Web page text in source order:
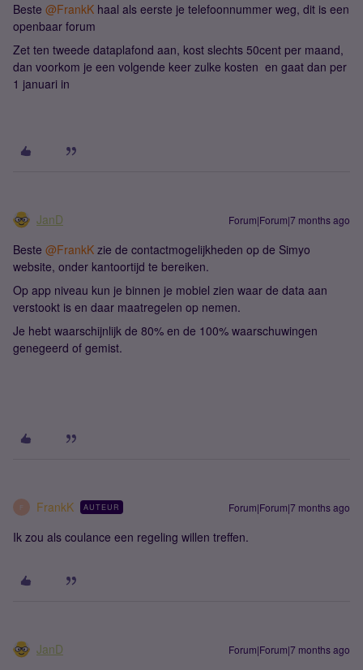
Beste ​ @FrankK haal als eerste je telefoonnummer weg, dit is een
openbaar forum
Zet ten tweede dataplafond aan, kost slechts 50cent per maand,
dan voorkom je een volgende keer zulke kosten en gaat dan per
1 januari in
JanD Forum|Forum|7 months ago
Beste ​ @FrankK zie de contactmogelijkheden op de Simyo
website, onder kantoortijd te bereiken.
Op app niveau kun je binnen je mobiel zien waar de data aan
verstookt is en daar maatregelen op nemen.
Je hebt waarschijnlijk de 80% en de 100% waarschuwingen
genegeerd of gemist.
F FrankK AUTEUR Forum|Forum|7 months ago
Ik zou als coulance een regeling willen treffen.
JanD Forum|Forum|7 months ago